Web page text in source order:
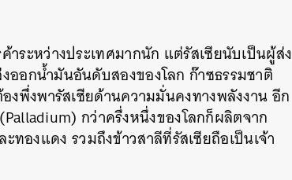
ระหว่างประเทศมากนัก แต่รัสเซียนับเป็นผู้ส่ง
กน้ำมันอันดับสองของโลก ก๊าซธรรมชาติ
พึ่งพารัสเซียด้านความมั่นคงทางพลังงาน อีก
กว่าครึ่งหนึ่งของโลกก็ผลิตจาก
ทองแดง รวมถึงข้าวสาลีที่รัสเซียถือเป็นเจ้า